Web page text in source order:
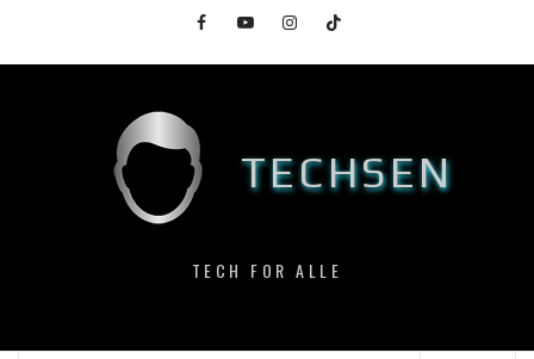
content
FacebookYouTubeInstagramTikTok
TECHSEN
TECH FOR ALLE